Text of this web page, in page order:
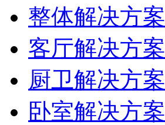
整体解决方案
客厅解决方案
厨卫解决方案
卧室解决方案